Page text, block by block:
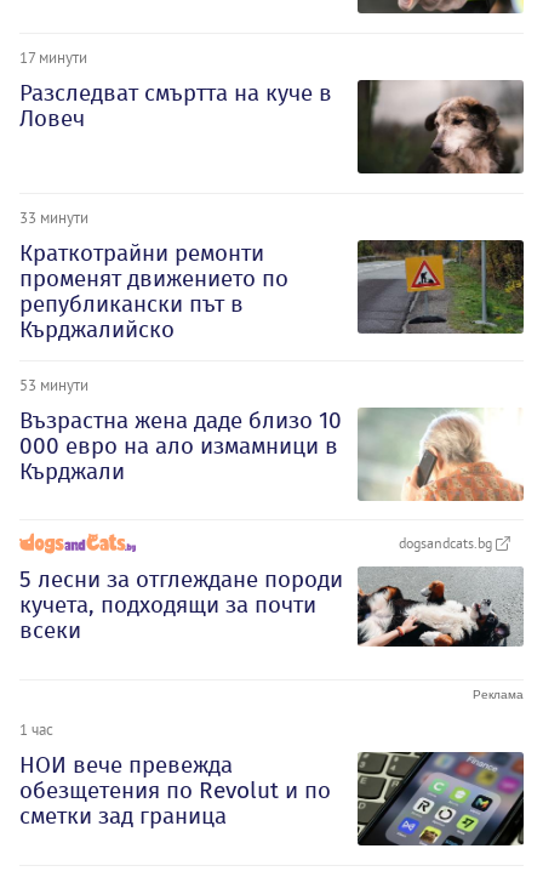
17 минути
Разследват смъртта на куче в
Ловеч
33 минути
Краткотрайни ремонти
променят движението по
републикански път в
Кърджалийско
53 минути
Възрастна жена даде близо 10
000 евро на ало измамници в
Кърджали
dogsandcats.bg
5 лесни за отглеждане породи
кучета, подходящи за почти
всеки
1 час
НОИ вече превежда
обезщетения по Revolut и по
сметки зад граница